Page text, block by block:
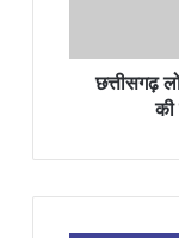
छत्तीसगढ़
की